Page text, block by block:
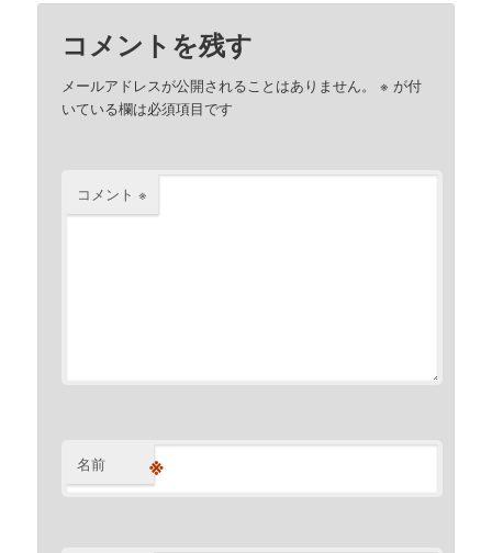
コメントを残す
メールアドレスが公開されることはありません。 ※ が付
いている欄は必須項目です
コメント※
名前 ※